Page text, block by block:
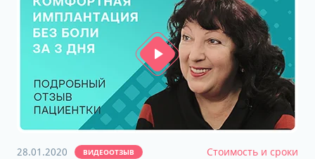
28.01.2020 ВИДЕООТЗЫВ Стоимость и сроки